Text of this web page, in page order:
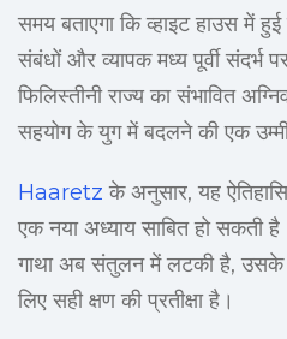
समय बताएगा कि व्हाइट हाउस में
संबंधों और व्यापक मध्य पूर्वी संदर्भ
फिलिस्तीनी राज्य का संभावित
सहयोग के युग में बदलने की एक
Haaretz के अनुसार, यह
एक नया अध्याय साबित हो सकती
गाथा अब संतुलन में लटकी है, उसके
लिए सही क्षण की प्रतीक्षा है।